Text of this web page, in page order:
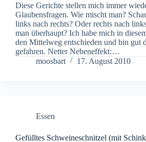
Diese Gerichte stellen mich immer
Glaubensfragen. Wie mischt man?
links nach rechts? Oder rechts nach
man überhaupt? Ich habe mich in
den Mittelweg entschieden und bin gut
gefahren. Netter Nebeneffekt:…
moosbart
17. August 2010
Essen
Gefülltes Schweineschnitzel (mit